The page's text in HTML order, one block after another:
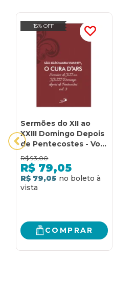
15% OFF
Sermões do XII ao
XXIII Domingo Depois
de Pentecostes - Vol
7/3 (Luxo)
R$ 93,00
R$ 79,05
R$ 79,05
COMPRAR